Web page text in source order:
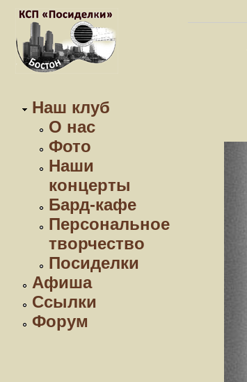
Наш клуб
О нас
Фото
Наши
концерты
Бард-кафе
Персональное
творчество
Посиделки
Афиша
Ссылки
Форум